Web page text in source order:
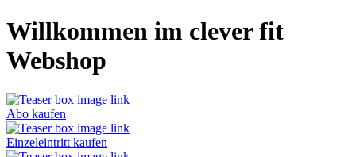
Willkommen im clever fit
Webshop
Abo kaufen
Einzeleintritt kaufen